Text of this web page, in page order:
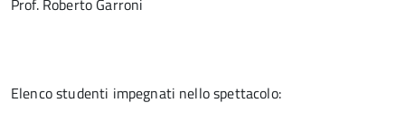
Prof. Roberto Garroni
Elenco studenti impegnati nello spettacolo: